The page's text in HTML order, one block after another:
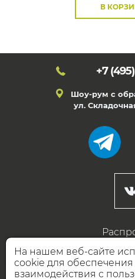
В
+7 (495)
Шоу-рум с
ул.
Готовые
На нашем веб-сайте
cookie для
взаимодействия с